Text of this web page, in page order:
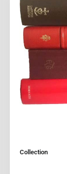
Collection